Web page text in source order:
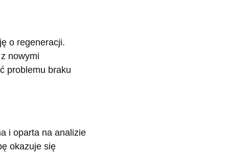
o regeneracji.
nowymi
problemu braku
i oparta na analizie
okazuje się